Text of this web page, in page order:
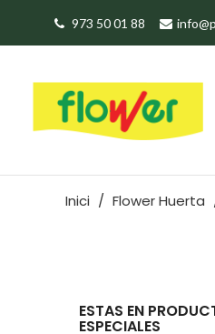
973 50 01 88
Inici Flower Huerta
ESTAS EN
ESPECIALES